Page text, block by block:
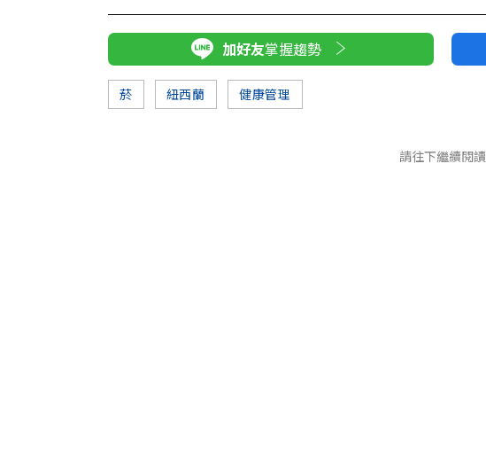
加好友掌握趨勢
菸 紐西蘭 健康管理
請往下繼續閱讀